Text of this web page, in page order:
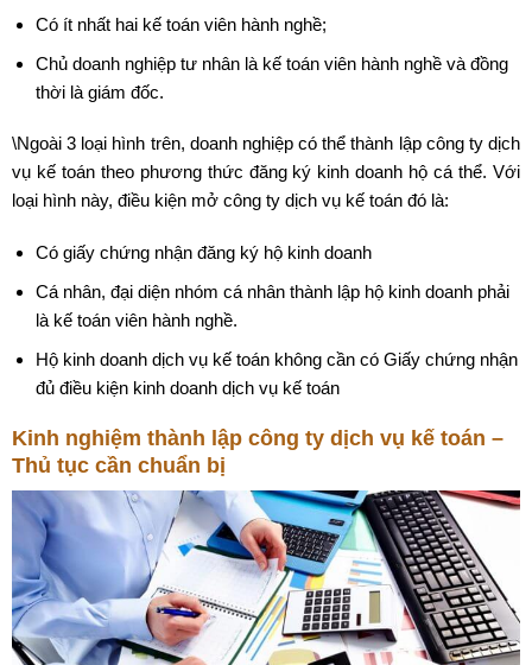
Có ít nhất hai kế toán viên hành nghề;
Chủ doanh nghiệp tư nhân là kế toán viên hành nghề và đồng
thời là giám đốc.
\Ngoài 3 loại hình trên, doanh nghiệp có thể thành lập công ty dịch
vụ kế toán theo phương thức đăng ký kinh doanh hộ cá thể. Với
loại hình này, điều kiện mở công ty dịch vụ kế toán đó là:
Có giấy chứng nhận đăng ký hộ kinh doanh
Cá nhân, đại diện nhóm cá nhân thành lập hộ kinh doanh phải
là kế toán viên hành nghề.
Hộ kinh doanh dịch vụ kế toán không cần có Giấy chứng nhận
đủ điều kiện kinh doanh dịch vụ kế toán
Kinh nghiệm thành lập công ty dịch vụ kế toán –
Thủ tục cần chuẩn bị